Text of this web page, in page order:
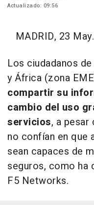
Actualizado: 09:56
MADRID, 23
Los ciudadanos
y África (zona
compartir su
cambio del uso
servicios, a pesar
no confían en que
sean capaces de
seguros, como ha
F5 Networks.